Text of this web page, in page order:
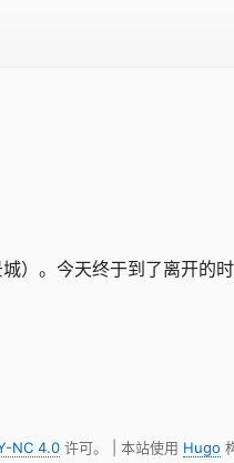
。今天终于到了离开的
NC 4.0许可。 | 本站使用 Hugo